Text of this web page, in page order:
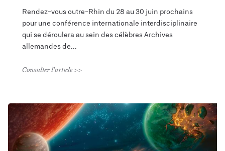
Rendez-vous outre-Rhin du 28 au 30 juin prochains
pour une conférence internationale interdisciplinaire
qui se déroulera au sein des célèbres Archives
allemandes de
Consulter l'article